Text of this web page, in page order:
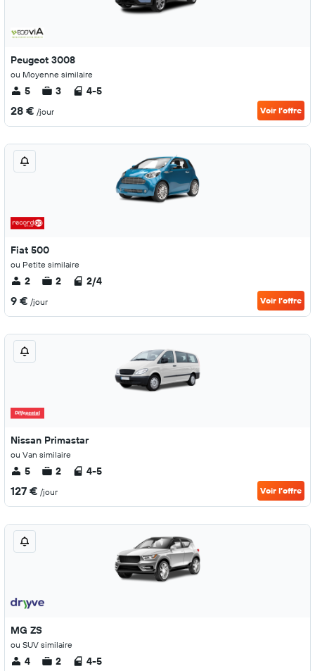
Peugeot 3008
ou Moyenne similaire
5 3 4-5
28 € /jour Voir l’offre
Fiat 500
ou Petite similaire
2 2 2/4
9 € /jour Voir l’offre
Nissan Primastar
ou Van similaire
5 2 4-5
127 € /jour Voir l’offre
MG ZS
ou SUV similaire
4 2 4-5